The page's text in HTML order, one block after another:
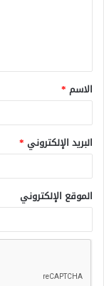
الاسم *
البريد الإلكتروني *
الموقع الإلكتروني